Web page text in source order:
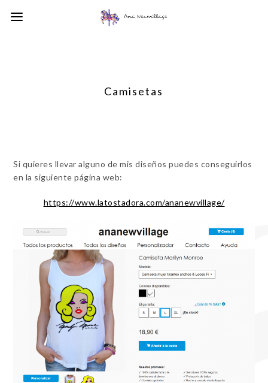
Camisetas
Si quieres llevar alguno de mis diseños puedes conseguirlos
en la siguiente página web:
https://www.latostadora.com/ananewvillage/